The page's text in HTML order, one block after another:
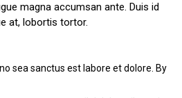
magna accumsan ante. Duis id
at, lobortis tortor.
sea sanctus est labore et dolore. By